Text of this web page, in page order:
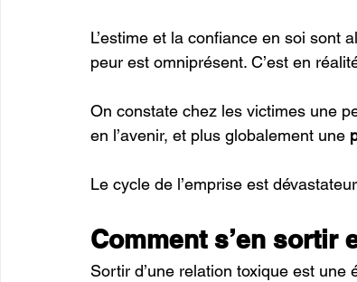
L’estime et la confiance en soi sont
peur est omniprésent. C’est en
On constate chez les victimes une
en l’avenir, et plus globalement une
Le cycle de l’emprise est
Comment s’en sortir
Sortir d’une relation toxique est une